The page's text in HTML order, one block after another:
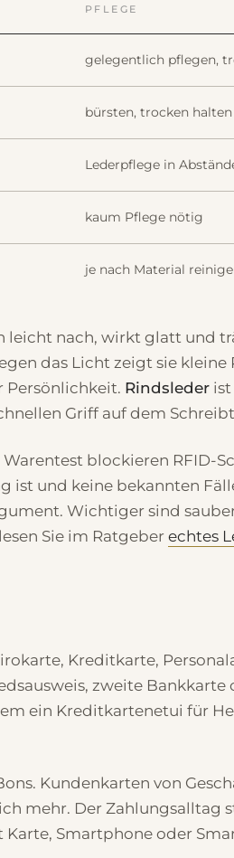
PFLEGE
gelegentlich pflegen,
bürsten, trocken halten
Lederpflege in
kaum Pflege nötig
je nach Material
leicht nach, wirkt glatt und
das Licht zeigt sie kleine
Persönlichkeit. Rindsleder
Griff auf dem
blockieren RFID-
ist und keine bekannten
Wichtiger sind
Sie im Ratgeber echtes
Kreditkarte,
zweite Bankkarte
ein Kreditkartenetui für
Kundenkarten von
mehr. Der Zahlungsalltag
Smartphone oder